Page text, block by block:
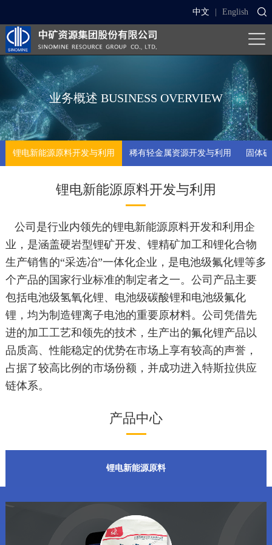
中文 English
业务概述 BUSINESS OVERVIEW
锂电新能源原料开发与利用 稀有轻金属资源开发与利用 固体
锂电新能源原料开发与利用
公司是行业内领先的锂电新能源原料开发和利用企
业，是涵盖硬岩型锂矿开发、锂精矿加工和锂化合物
生产销售的“采选冶”一体化企业，是电池级氟化锂等多
个产品的国家行业标准的制定者之一。公司产品主要
包括电池级氢氧化锂、电池级碳酸锂和电池级氟化
锂，均为制造锂离子电池的重要原材料。公司凭借先
进的加工工艺和领先的技术，生产出的氟化锂产品以
品质高、性能稳定的优势在市场上享有较高的声誉，
占据了较高比例的市场份额，并成功进入特斯拉供应
链体系。
产品中心
锂电新能源原料